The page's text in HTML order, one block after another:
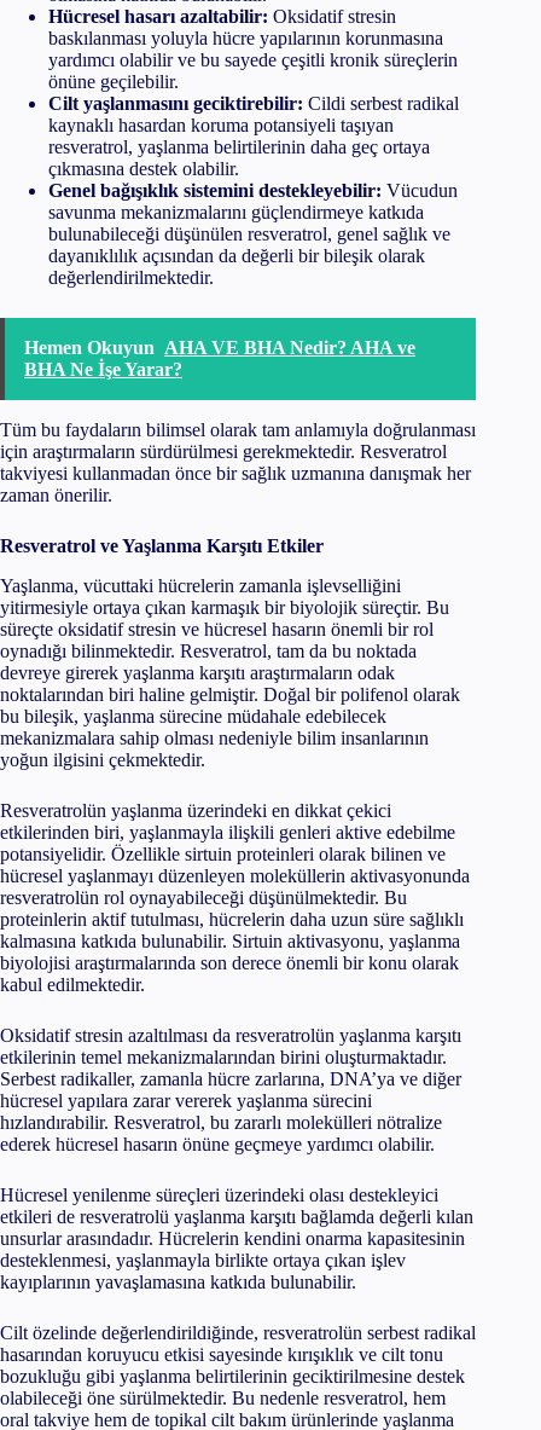
Hücresel hasarı azaltabilir: Oksidatif stresin
baskılanması yoluyla hücre yapılarının korunmasına
yardımcı olabilir ve bu sayede çeşitli kronik süreçlerin
önüne geçilebilir.
Cilt yaşlanmasını geciktirebilir: Cildi serbest radikal
kaynaklı hasardan koruma potansiyeli taşıyan
resveratrol, yaşlanma belirtilerinin daha geç ortaya
çıkmasına destek olabilir.
Genel bağışıklık sistemini destekleyebilir: Vücudun
savunma mekanizmalarını güçlendirmeye katkıda
bulunabileceği düşünülen resveratrol, genel sağlık ve
dayanıklılık açısından da değerli bir bileşik olarak
değerlendirilmektedir.
Hemen Okuyun AHA VE BHA Nedir? AHA ve
BHA Ne İşe Yarar?
Tüm bu faydaların bilimsel olarak tam anlamıyla doğrulanması
için araştırmaların sürdürülmesi gerekmektedir. Resveratrol
takviyesi kullanmadan önce bir sağlık uzmanına danışmak her
zaman önerilir.
Resveratrol ve Yaşlanma Karşıtı Etkiler
Yaşlanma, vücuttaki hücrelerin zamanla işlevselliğini
yitirmesiyle ortaya çıkan karmaşık bir biyolojik süreçtir. Bu
süreçte oksidatif stresin ve hücresel hasarın önemli bir rol
oynadığı bilinmektedir. Resveratrol, tam da bu noktada
devreye girerek yaşlanma karşıtı araştırmaların odak
noktalarından biri haline gelmiştir. Doğal bir polifenol olarak
bu bileşik, yaşlanma sürecine müdahale edebilecek
mekanizmalara sahip olması nedeniyle bilim insanlarının
yoğun ilgisini çekmektedir.
Resveratrolün yaşlanma üzerindeki en dikkat çekici
etkilerinden biri, yaşlanmayla ilişkili genleri aktive edebilme
potansiyelidir. Özellikle sirtuin proteinleri olarak bilinen ve
hücresel yaşlanmayı düzenleyen moleküllerin aktivasyonunda
resveratrolün rol oynayabileceği düşünülmektedir. Bu
proteinlerin aktif tutulması, hücrelerin daha uzun süre sağlıklı
kalmasına katkıda bulunabilir. Sirtuin aktivasyonu, yaşlanma
biyolojisi araştırmalarında son derece önemli bir konu olarak
kabul edilmektedir.
Oksidatif stresin azaltılması da resveratrolün yaşlanma karşıtı
etkilerinin temel mekanizmalarından birini oluşturmaktadır.
Serbest radikaller, zamanla hücre zarlarına, DNA’ya ve diğer
hücresel yapılara zarar vererek yaşlanma sürecini
hızlandırabilir. Resveratrol, bu zararlı molekülleri nötralize
ederek hücresel hasarın önüne geçmeye yardımcı olabilir.
Hücresel yenilenme süreçleri üzerindeki olası destekleyici
etkileri de resveratrolü yaşlanma karşıtı bağlamda değerli kılan
unsurlar arasındadır. Hücrelerin kendini onarma kapasitesinin
desteklenmesi, yaşlanmayla birlikte ortaya çıkan işlev
kayıplarının yavaşlamasına katkıda bulunabilir.
Cilt özelinde değerlendirildiğinde, resveratrolün serbest radikal
hasarından koruyucu etkisi sayesinde kırışıklık ve cilt tonu
bozukluğu gibi yaşlanma belirtilerinin geciktirilmesine destek
olabileceği öne sürülmektedir. Bu nedenle resveratrol, hem
oral takviye hem de topikal cilt bakım ürünlerinde yaşlanma